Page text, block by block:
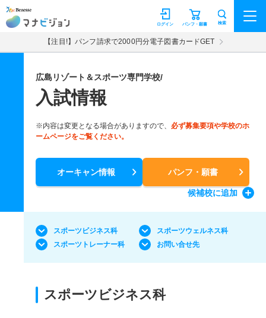
マナビジョン パンフ・願書
ログイン 検索
【注目!】パンフ請求で2000円分電子図書カードGET
広島リゾート＆スポーツ専門学校/
入試情報
※内容は変更となる場合がありますので、 必ず募集要項や学校のホ
ームページをご覧ください。
オーキャン情報 パンフ・願書
候補校に追加
スポーツビジネス科
スポーツウェルネス科
スポーツトレーナー科
お問い合せ先
スポーツビジネス科